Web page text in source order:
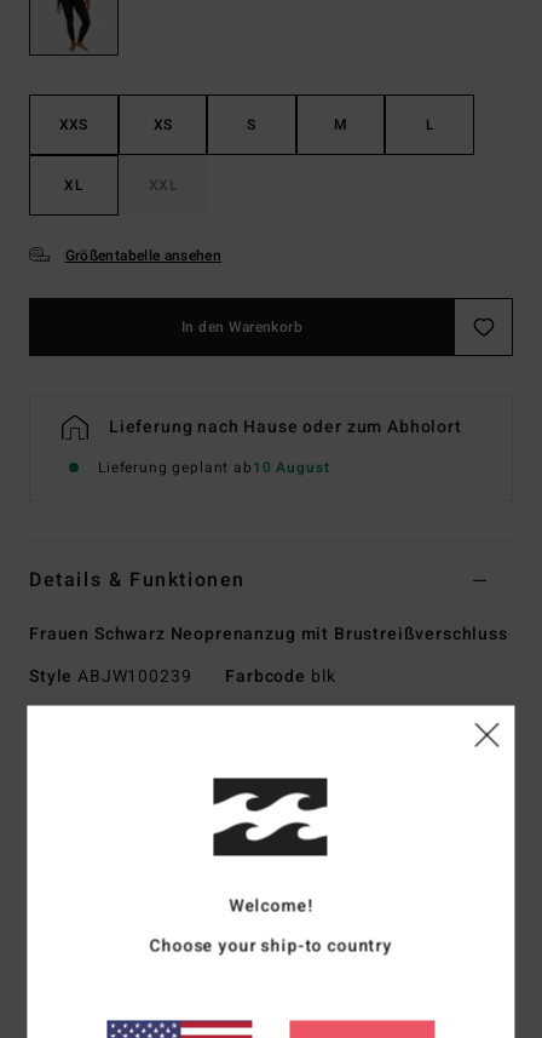
XXS XS S M L
XL XXL
Größentabelle ansehen
In den Warenkorb
Lieferung nach Hause oder zum Abholort
Lieferung geplant ab10 August
Details & Funktionen
Frauen Schwarz Neoprenanzug mit Brustreißverschluss
Style ABJW100239 Farbcode blk
Absolute Core
Recyceltes Superflex
Superleichter Schaumstoff [Teilweise
Graphene Pro recycelter Stretch-Jersey
4/3 Mm
Innennähte:Verstärktes Melco-Punktband
Welcome!
Choose your ship-to country